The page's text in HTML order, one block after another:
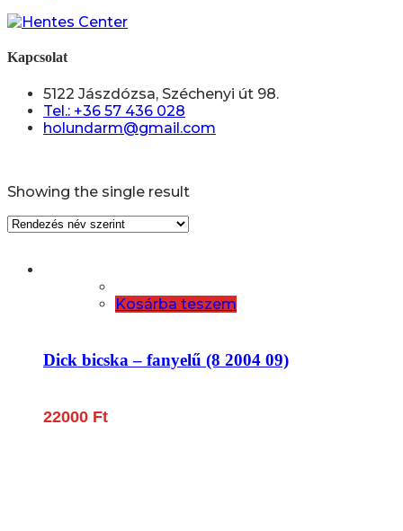
Kapcsolat
5122 Jászdózsa, Széchenyi út 98.
Tel.: +36 57 436 028
holundarm@gmail.com
Showing the single result
Kosárba teszem
Dick bicska – fanyelű (8 2004 09)
22000 Ft